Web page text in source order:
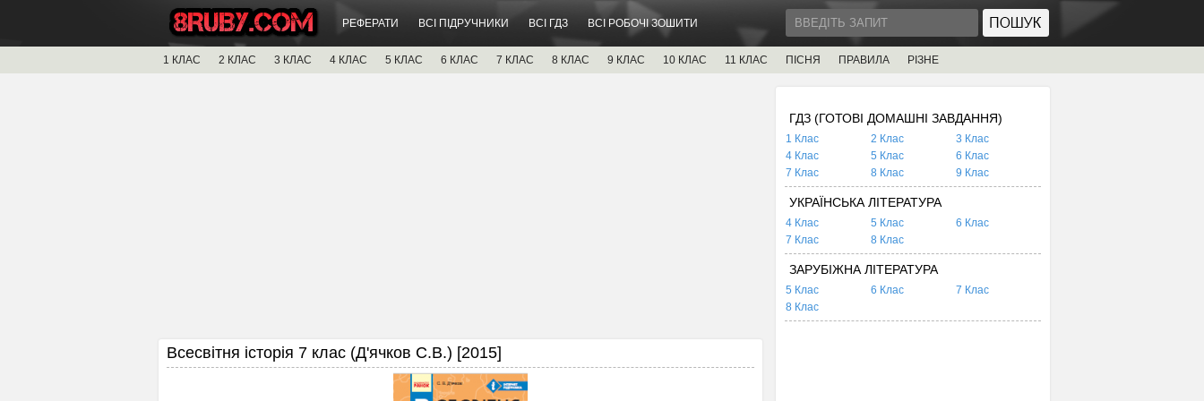
РЕФЕРАТИ ВСІ ПІДРУЧНИКИ ВСІ ГДЗ ВСІ РОБОЧІ ЗОШИТИ
1 КЛАС 2 КЛАС 3 КЛАС 4 КЛАС 5 КЛАС 6 КЛАС 7 КЛАС 8 КЛАС 9 КЛАС 10 КЛАС 11 КЛАС ПІСНЯ ПРАВИЛА РІЗНЕ
Всесвітня історія 7 клас (Д'ячков С.В.) [2015]
ГДЗ (ГОТОВІ ДОМАШНІ ЗАВДАННЯ)
1 Клас 2 Клас
3 Клас
4 Клас
5 Клас
6 Клас
7 Клас
8 Клас 9 Клас
УКРАЇНСЬКА ЛІТЕРАТУРА
4 Клас 5 Клас
6 Клас
7 Клас
8 Клас
ЗАРУБІЖНА ЛІТЕРАТУРА
5 Клас 6 Клас
7 Клас
8 Клас